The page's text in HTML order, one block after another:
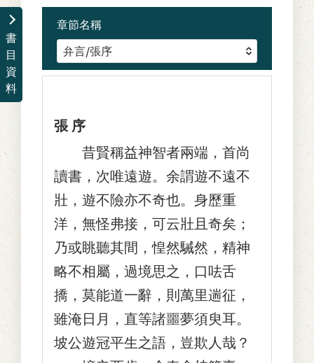
書
目
資
料
章節名稱
張 序
昔賢稱益神智者兩端，首尚
讀書，次唯遠遊。余謂遊不遠不
壯，遊不險亦不奇也。身歷重
洋，無怪弗接，可云壯且奇矣；
乃或眺聽其間，惶然駴然，精神
略不相屬，過境思之，口呿舌
撟，莫能道一辭，則萬里遄征，
雖淹日月，直等諸噩夢須臾耳。
坡公遊冠平生之語，豈欺人哉？